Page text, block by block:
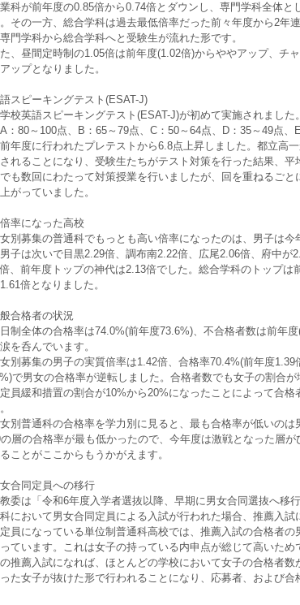
科が前年度の0.85倍から0.74倍とダウンし、専門学科全体と
。その一方、総合学科は過去最低倍率だった前々年度から2年
門学科から総合学科へと受験生が流れた形です。
、昼間定時制の1.05倍は前年度(1.02倍)からややアップ、チ
ップとなりました。
スピーキングテスト(ESAT-J)
校英語スピーキングテスト(ESAT-J)が初めて実施されまし
：80～100点、B：65～79点、C：50～64点、D：35～49点
年度に行われたプレテストから6.8点上昇しました。都立高
れることになり、受験生たちがテスト対策を行った結果、平
も数回にわたって対策授業を行いましたが、回を重ねるご
がっていました。
率になった高校
別募集の普通科でもっとも高い倍率になったのは、男子は今
子は次いで目黒2.29倍、調布南2.22倍、広尾2.06倍、府中
、前年度トップの神代は2.13倍でした。総合学科のトップ
倍となりました。
合格者の状況
制全体の合格率は74.0%(前年度73.6%)、不合格者数は前年
を呑んでいます。
別募集の男子の実質倍率は1.42倍、合格率70.4%(前年度1.39
で男女の合格率が逆転しました。合格者数でも女子の割合
員緩和措置の割合が10%から20%になったことによって合
別普通科の合格率を学力別に見ると、最も合格率が低いの
の層の合格率が最も低かったので、今年度は激戦となった層
ことがここからもうかがえます。
合同定員への移行
委は「令和6年度入学者選抜以降、早期に男女合同選抜へ移
において男女合同定員による入試が行われた場合、推薦入
員になっている単位制普通科高校では、推薦入試の合格者
ています。これは女子の持っている内申点が総じて高いた
推薦入試になれば、ほとんどの学校において女子の合格者
た女子が抜けた形で行われることになり、応募者、および合